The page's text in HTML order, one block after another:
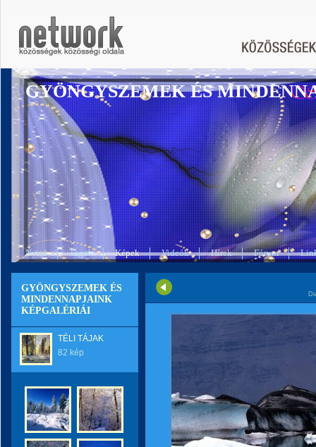
GYÖNGYSZEMEK ÉS
Nyitó Tagok Képek Videók Hírek Fórum
GYÖNGYSZEMEK ÉS
MINDENNAPJAINK
KÉPGALÉRIÁI
TÉLI TÁJAK
82 kép